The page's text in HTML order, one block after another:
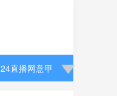
24直播网意甲